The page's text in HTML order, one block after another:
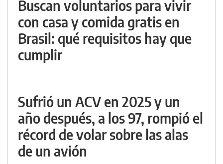
Buscan voluntarios para vivir
con casa y comida gratis en
Brasil: qué requisitos hay que
cumplir
Sufrió un ACV en 2025 y un
año después, a los 97, rompió el
récord de volar sobre las alas
de un avión